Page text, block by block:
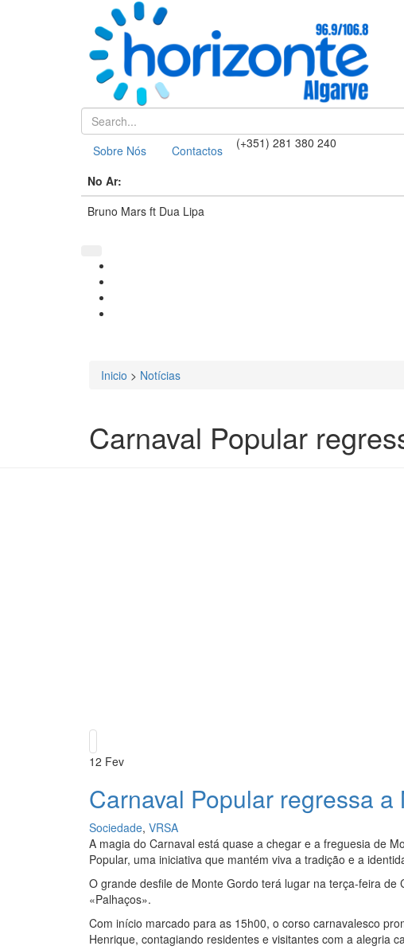
Sobre Nós Contactos (+351) 281 380 240
No Ar:
Bruno Mars ft Dua Lipa
Está aqui
Inicio > Notícias
Carnaval Popular
12 Fev
Carnaval Popular regressa a
Sociedade, VRSA
A magia do Carnaval está quase a chegar e a freguesia de
Popular, uma iniciativa que mantém viva a tradição e a
O grande desfile de Monte Gordo terá lugar na terça-feira
«Palhaços».
Com início marcado para as 15h00, o corso carnavalesco
Henrique, contagiando residentes e visitantes com a alegria